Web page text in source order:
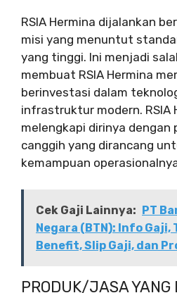
RSIA Hermina dijalankan
misi yang menuntut
yang tinggi. Ini menjadi
membuat RSIA Hermina
berinvestasi dalam
infrastruktur modern. RSIA
melengkapi dirinya dengan
canggih yang dirancang
kemampuan
Cek Gaji Lainnya:
PT
Negara (BTN): Info Gaji,
Benefit, Slip Gaji, dan
PRODUK/JASA YANG